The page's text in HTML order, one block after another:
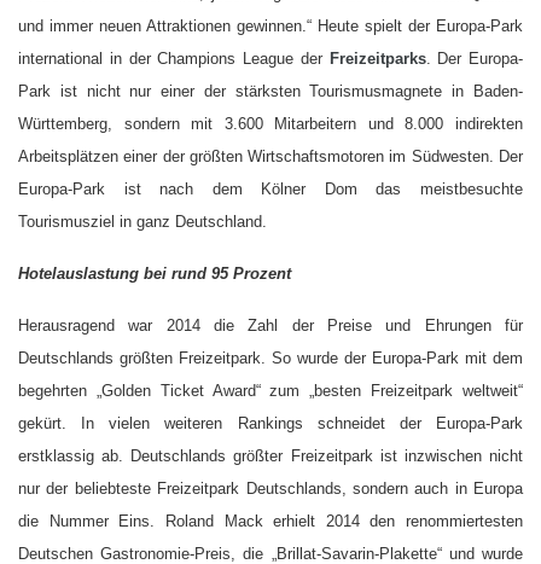
und immer neuen Attraktionen gewinnen.“ Heute spielt der Europa-Park
international in der Champions League der Freizeitparks. Der Europa-
Park ist nicht nur einer der stärksten Tourismusmagnete in Baden-
Württemberg, sondern mit 3.600 Mitarbeitern und 8.000 indirekten
Arbeitsplätzen einer der größten Wirtschaftsmotoren im Südwesten. Der
Europa-Park ist nach dem Kölner Dom das meistbesuchte
Tourismusziel in ganz Deutschland.
Hotelauslastung bei rund 95 Prozent
Herausragend war 2014 die Zahl der Preise und Ehrungen für
Deutschlands größten Freizeitpark. So wurde der Europa-Park mit dem
begehrten „Golden Ticket Award“ zum „besten Freizeitpark weltweit“
gekürt. In vielen weiteren Rankings schneidet der Europa-Park
erstklassig ab. Deutschlands größter Freizeitpark ist inzwischen nicht
nur der beliebteste Freizeitpark Deutschlands, sondern auch in Europa
die Nummer Eins. Roland Mack erhielt 2014 den renommiertesten
Deutschen Gastronomie-Preis, die „Brillat-Savarin-Plakette“ und wurde